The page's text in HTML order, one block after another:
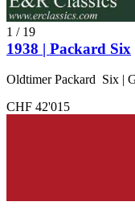
1 / 19
1938 | Packard Six
Oldtimer Packard Six |
CHF 42'015